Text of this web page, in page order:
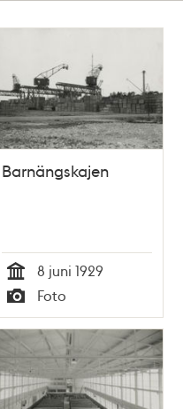
Barnängskajen
Tid
8 juni 1929
Typ
Foto